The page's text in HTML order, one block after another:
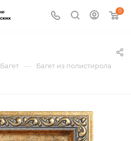
0
Багет — Багет из полистирола